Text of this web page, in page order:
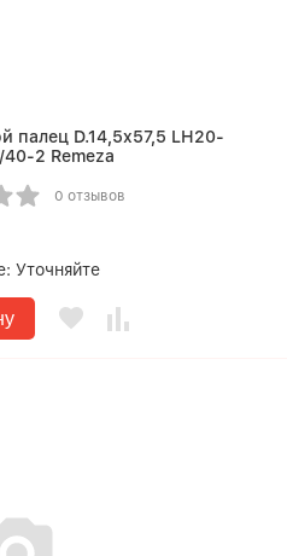
палец D.14,5x57,5 LH20-
2 Remeza
0 отзывов
Уточняйте